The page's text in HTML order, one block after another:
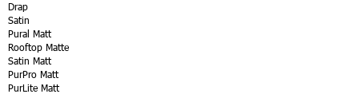
Drap
Satin
Pural Matt
Rooftop Matte
Satin Matt
PurPro Matt
PurLite Matt